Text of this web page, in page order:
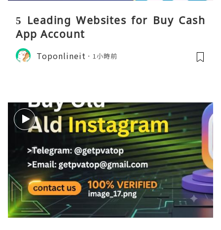
5 Leading Websites for Buy Cash
App Account
Toponlineit 1小時前